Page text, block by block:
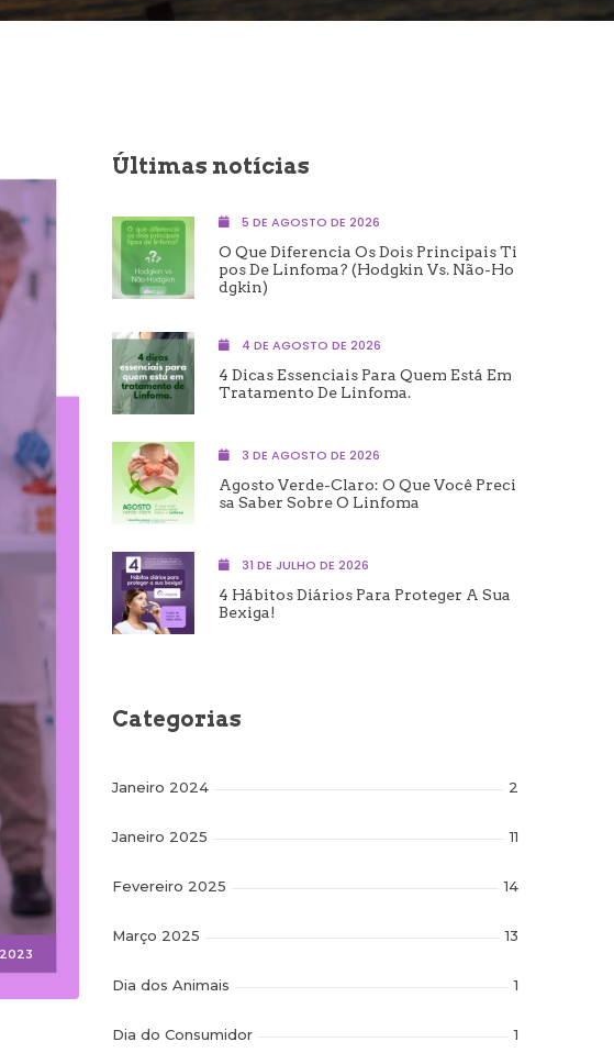
Últimas notícias
5 DE AGOSTO DE 2026
O Que Diferencia Os Dois Principais Ti
Pos De Linfoma? (Hodgkin Vs. Não-Ho
Dgkin)
4 DE AGOSTO DE 2026
4 Dicas Essenciais Para Quem Está Em
Tratamento De Linfoma.
3 DE AGOSTO DE 2026
Agosto Verde-Claro: O Que Você Preci
Sa Saber Sobre O Linfoma
31 DE JULHO DE 2026
4 Hábitos Diários Para Proteger A Sua
Bexiga!
Categorias
Janeiro 2024 2
Janeiro 2025 11
Fevereiro 2025 14
Março 2025 13
Dia dos Animais 1
Dia do Consumidor 1